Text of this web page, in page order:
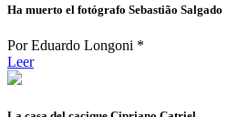
Ha muerto el fotógrafo Sebastião Salgado
Por Eduardo Longoni *
Leer